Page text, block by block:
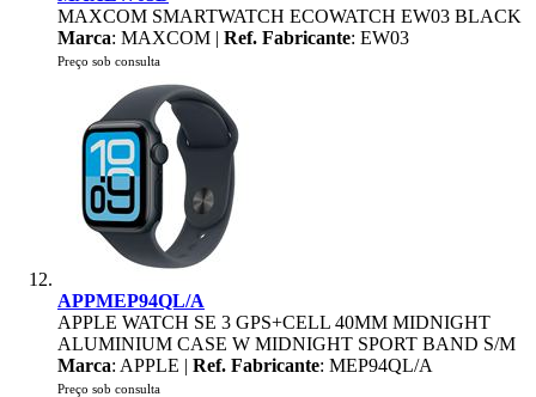
MAXCOM SMARTWATCH ECOWATCH EW03 BLACK
Marca: MAXCOM | Ref. Fabricante: EW03
Preço sob consulta
APPMEP94QL/A
APPLE WATCH SE 3 GPS+CELL 40MM MIDNIGHT
ALUMINIUM CASE W MIDNIGHT SPORT BAND S/M
Marca: APPLE | Ref. Fabricante: MEP94QL/A
Preço sob consulta